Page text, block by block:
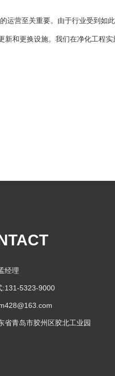
营至关重要。由于行业受到如
和更换设施。我们在净化工程
经理
:131-5323-9000
省青岛市胶州区胶北工业园